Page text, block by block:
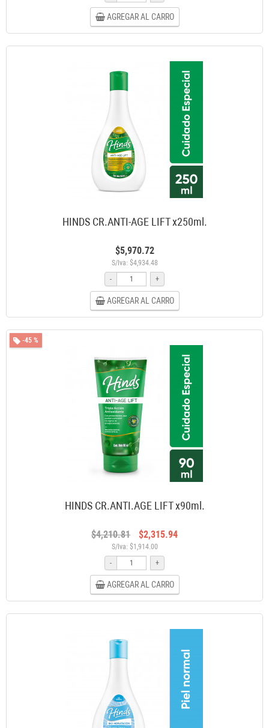
AGREGAR AL CARRO
HINDS CR.ANTI-AGE LIFT x250ml.
$5,970.72
S/Iva: $4,934.48
-
+
AGREGAR AL CARRO
-45 %
HINDS CR.ANTI.AGE LIFT x90ml.
$4,210.81 $2,315.94
S/Iva: $1,914.00
-
+
AGREGAR AL CARRO